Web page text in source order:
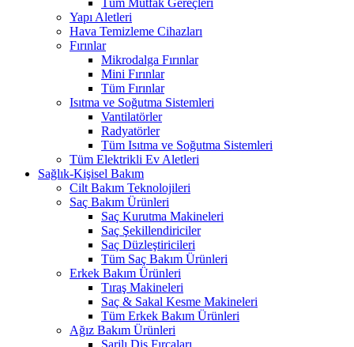
Tüm Mutfak Gereçleri
Yapı Aletleri
Hava Temizleme Cihazları
Fırınlar
Mikrodalga Fırınlar
Mini Fırınlar
Tüm Fırınlar
Isıtma ve Soğutma Sistemleri
Vantilatörler
Radyatörler
Tüm Isıtma ve Soğutma Sistemleri
Tüm Elektrikli Ev Aletleri
Sağlık-Kişisel Bakım
Cilt Bakım Teknolojileri
Saç Bakım Ürünleri
Saç Kurutma Makineleri
Saç Şekillendiriciler
Saç Düzleştiricileri
Tüm Saç Bakım Ürünleri
Erkek Bakım Ürünleri
Tıraş Makineleri
Saç & Sakal Kesme Makineleri
Tüm Erkek Bakım Ürünleri
Ağız Bakım Ürünleri
Şarjlı Diş Fırçaları